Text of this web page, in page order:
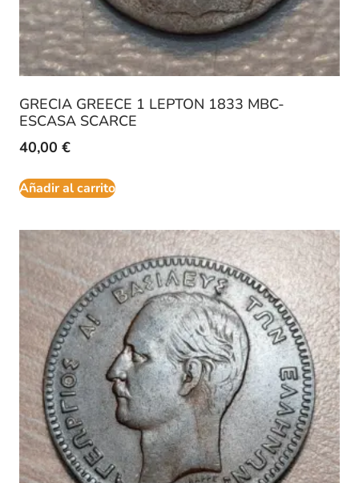
GRECIA GREECE 1 LEPTON 1833 MBC-
ESCASA SCARCE
40,00 €
Añadir al carrito